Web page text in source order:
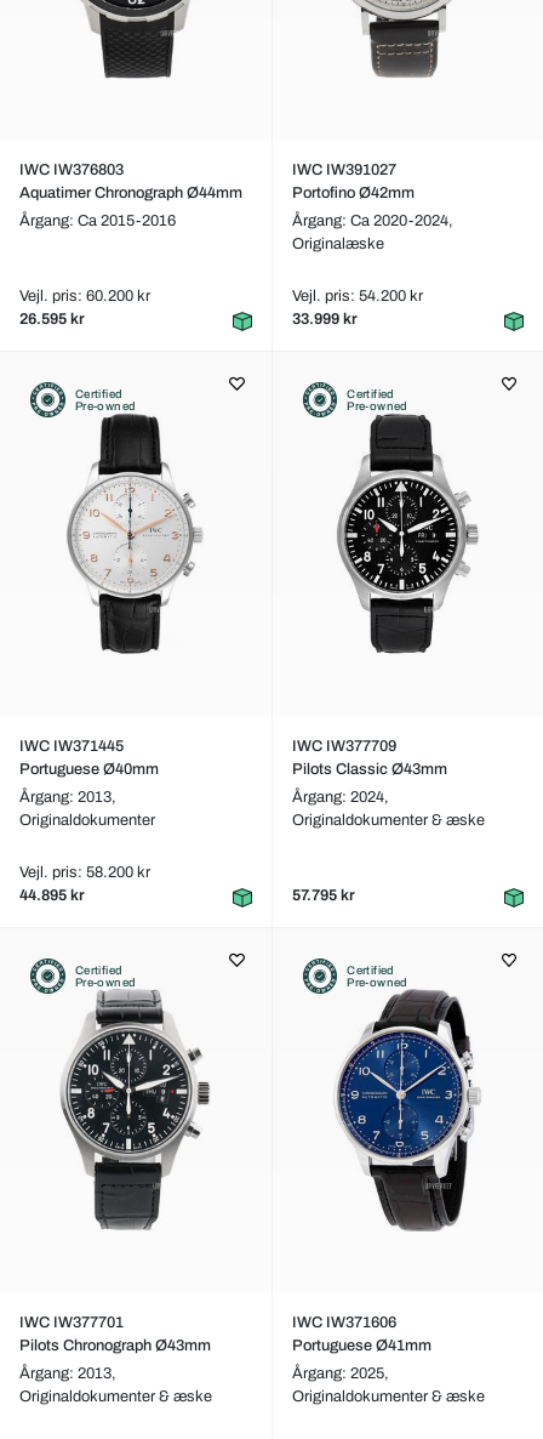
IWC IW376803
Aquatimer Chronograph Ø44mm
Årgang: Ca 2015-2016
Vejl. pris: 60.200 kr
26.595 kr
IWC IW391027
Portofino Ø42mm
Årgang: Ca 2020-2024,
Originalæske
Vejl. pris: 54.200 kr
33.999 kr
Certified
Pre-owned
IWC IW371445
Portuguese Ø40mm
Årgang: 2013,
Originaldokumenter
Vejl. pris: 58.200 kr
44.895 kr
Certified
Pre-owned
IWC IW377709
Pilots Classic Ø43mm
Årgang: 2024,
Originaldokumenter & æske
57.795 kr
Certified
Pre-owned
IWC IW377701
Pilots Chronograph Ø43mm
Årgang: 2013,
Originaldokumenter & æske
Certified
Pre-owned
IWC IW371606
Portuguese Ø41mm
Årgang: 2025,
Originaldokumenter & æske